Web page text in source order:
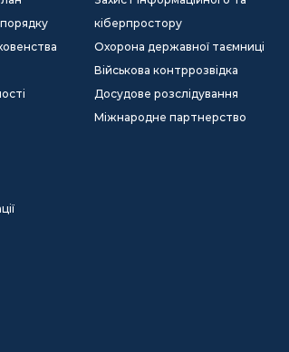
кіберпростору
Охорона державної таємниці
Військова контррозвідка
Досудове розслідування
Міжнародне партнерство